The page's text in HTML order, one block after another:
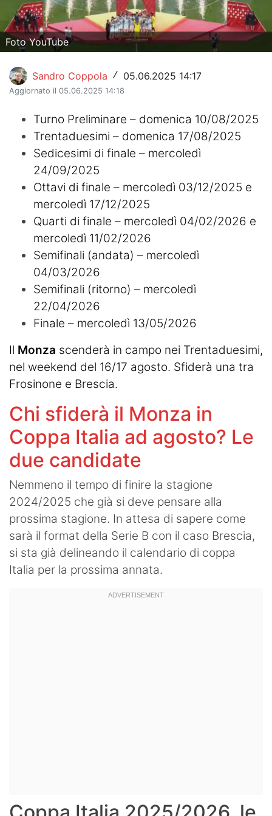
Hockey
Pallanuoto
Pallamano
Altre
News
Turismo
Eventi
Foto YouTube
Sandro Coppola / 05.06.2025 14:17
Aggiornato il 05.06.2025 14:18
Turno Preliminare – domenica 10/08/2025
Trentaduesimi – domenica 17/08/2025
Sedicesimi di finale – mercoledì
24/09/2025
Ottavi di finale – mercoledì 03/12/2025 e
mercoledì 17/12/2025
Quarti di finale – mercoledì 04/02/2026 e
mercoledì 11/02/2026
Semifinali (andata) – mercoledì
04/03/2026
Semifinali (ritorno) – mercoledì
22/04/2026
Finale – mercoledì 13/05/2026
Il Monza scenderà in campo nei Trentaduesimi,
nel weekend del 16/17 agosto. Sfiderà una tra
Frosinone e Brescia.
Chi sfiderà il Monza in
Coppa Italia ad agosto? Le
due candidate
Nemmeno il tempo di finire la stagione
2024/2025 che già si deve pensare alla
prossima stagione. In attesa di sapere come
sarà il format della Serie B con il caso Brescia,
si sta già delineando il calendario di coppa
Italia per la prossima annata.